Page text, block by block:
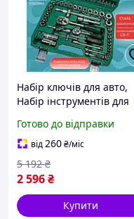
Набір ключів для авто,
Набір інструментів для
Універсальні набори
інструментів, THO
Готово до відправки
від260₴/міс
2 596₴
5 192 ₴
Купити